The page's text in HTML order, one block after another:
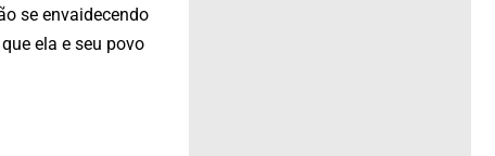
se envaidecendo
ela e seu povo